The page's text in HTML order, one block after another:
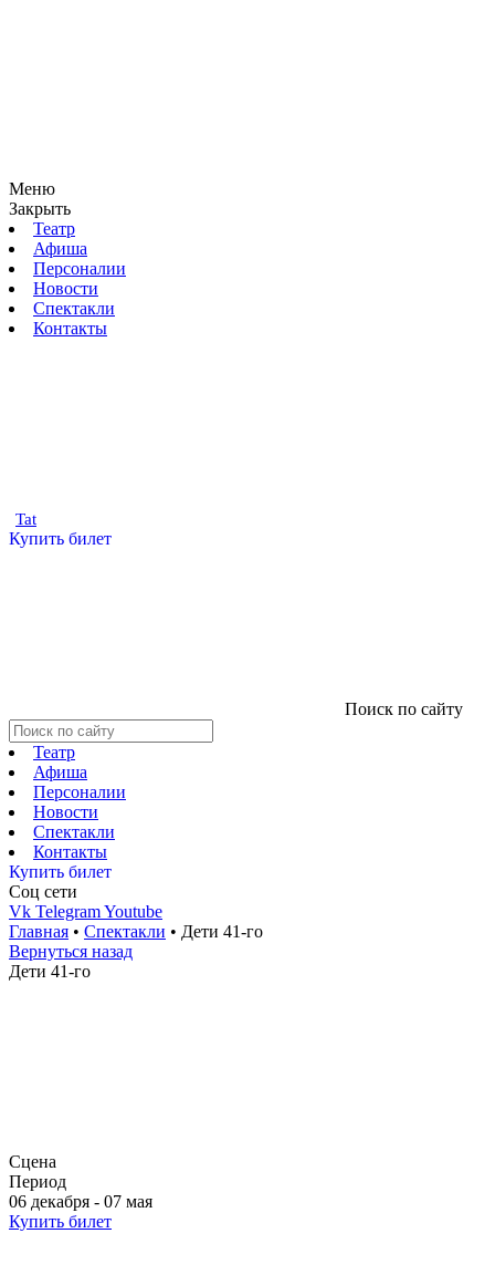
Меню
Закрыть
Театр
Афиша
Персоналии
Новости
Спектакли
Контакты
Tat
Купить билет
Поиск по сайту
Театр
Афиша
Персоналии
Новости
Спектакли
Контакты
Купить билет
Соц cети
Vk TelegramYoutube
Главная • Спектакли • Дети 41-го
Вернуться назад
Дети 41-го
Сцена
Период
06 декабря - 07 мая
Купить билет